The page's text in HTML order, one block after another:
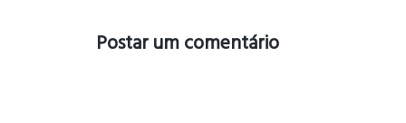
Postar um comentário